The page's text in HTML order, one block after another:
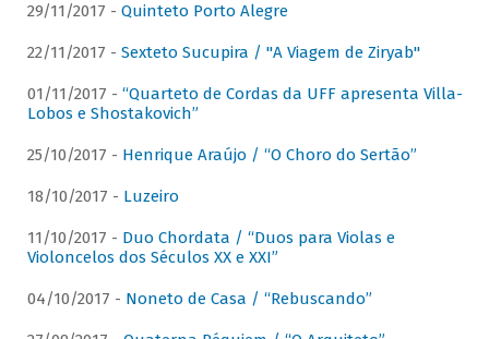
29/11/2017 - Quinteto Porto Alegre
22/11/2017 - Sexteto Sucupira / "A Viagem de Ziryab"
01/11/2017 - “Quarteto de Cordas da UFF apresenta Villa-
Lobos e Shostakovich”
25/10/2017 - Henrique Araújo / “O Choro do Sertão”
18/10/2017 - Luzeiro
11/10/2017 - Duo Chordata / “Duos para Violas e
Violoncelos dos Séculos XX e XXI”
04/10/2017 - Noneto de Casa / “Rebuscando”